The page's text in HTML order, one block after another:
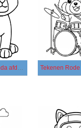
Tekenen Rode Panda afdrukbaar voor kinderen